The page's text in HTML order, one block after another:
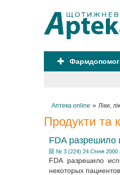
Аптека online » Ліки,
Продукти та
FDA разрешило
№ 3 (224) 24 Січня 2000
FDA разрешило
некоторых